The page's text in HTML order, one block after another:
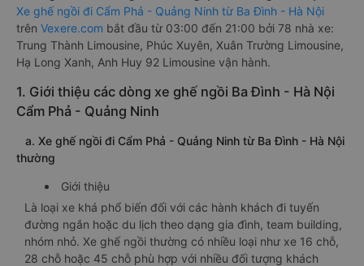
Xe ghế ngồi đi Cẩm Phả - Quảng Ninh từ Ba Đình - Hà Nội
trên Vexere.com bắt đầu từ 03:00 đến 21:00 bởi 78 nhà xe:
Trung Thành Limousine, Phúc Xuyên, Xuân Trường Limousine,
Hạ Long Xanh, Anh Huy 92 Limousine vận hành.
1. Giới thiệu các dòng xe ghế ngồi Ba Đình - Hà Nội
Cẩm Phả - Quảng Ninh
a. Xe ghế ngồi đi Cẩm Phả - Quảng Ninh từ Ba Đình - Hà Nội
thường
Giới thiệu
Là loại xe khá phổ biến đối với các hành khách đi tuyến
đường ngắn hoặc du lịch theo dạng gia đình, team building,
nhóm nhỏ. Xe ghế ngồi thường có nhiều loại như xe 16 chỗ,
28 chỗ hoặc 45 chỗ phù hợp với nhiều đối tượng khách